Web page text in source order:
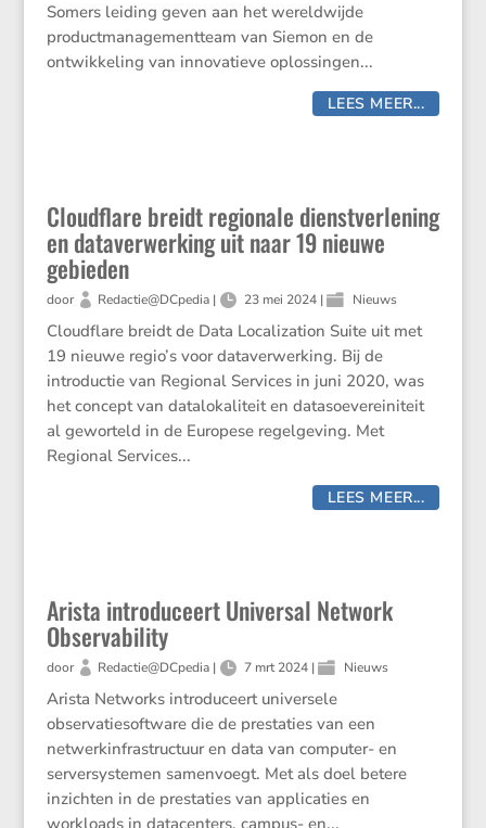
Somers leiding geven aan het wereldwijde
productmanagementteam van Siemon en de
ontwikkeling van innovatieve oplossingen...
LEES MEER...
Cloudflare breidt regionale dienstverlening
en dataverwerking uit naar 19 nieuwe
gebieden
door Redactie@DCpedia| 23 mei 2024 | Nieuws
Cloudflare breidt de Data Localization Suite uit met
19 nieuwe regio’s voor dataverwerking. Bij de
introductie van Regional Services in juni 2020, was
het concept van datalokaliteit en datasoevereiniteit
al geworteld in de Europese regelgeving. Met
Regional Services...
LEES MEER...
Arista introduceert Universal Network
Observability
door Redactie@DCpedia| 7 mrt 2024 | Nieuws
Arista Networks introduceert universele
observatiesoftware die de prestaties van een
netwerkinfrastructuur en data van computer- en
serversystemen samenvoegt. Met als doel betere
inzichten in de prestaties van applicaties en